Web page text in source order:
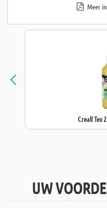
Meer
Creall Tex
UW